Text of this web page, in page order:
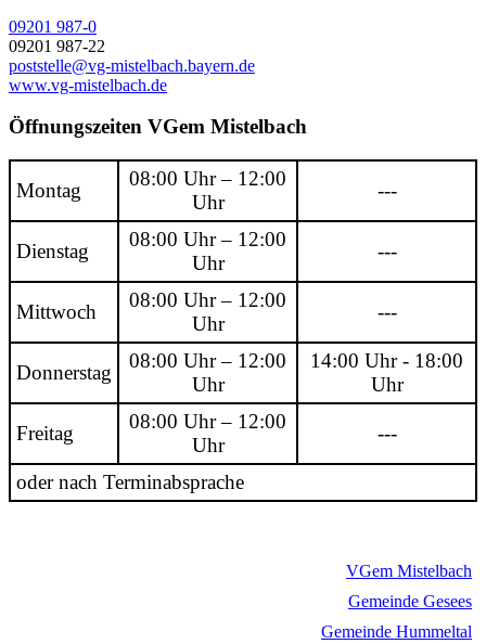
09201 987-0
09201 987-22
poststelle@vg-mistelbach.bayern.de
www.vg-mistelbach.de
Öffnungszeiten VGem Mistelbach
Montag
08:00 Uhr – 12:00
Uhr
---
Dienstag
08:00 Uhr – 12:00
Uhr
---
Mittwoch
08:00 Uhr – 12:00
Uhr
---
Donnerstag
08:00 Uhr – 12:00
Uhr
14:00 Uhr - 18:00
Uhr
Freitag
08:00 Uhr – 12:00
Uhr
---
oder nach Terminabsprache
VGem Mistelbach
Gemeinde Gesees
Gemeinde Hummeltal